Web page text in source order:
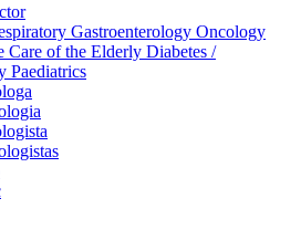
Gastroenterology Oncology
Care of the Elderly Diabetes /
Paediatrics